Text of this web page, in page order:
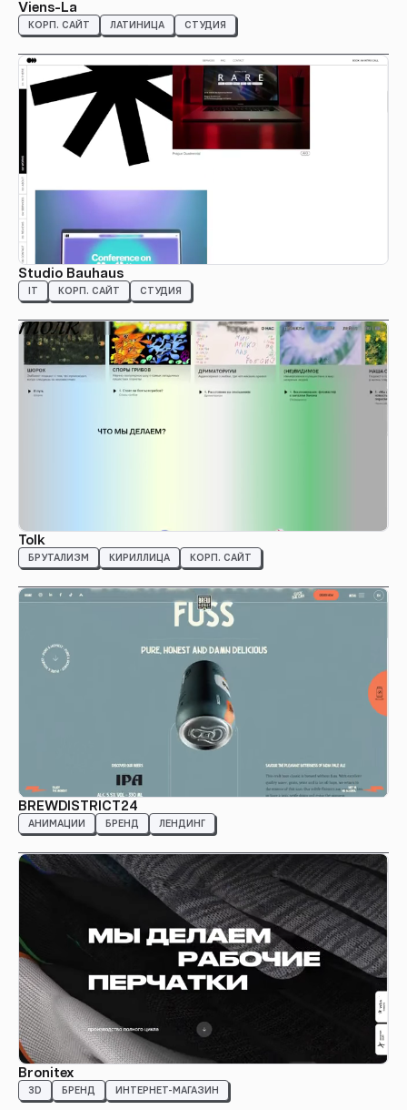
Viens-La
КОРП. САЙТ ЛАТИНИЦА СТУДИЯ
Studio Bauhaus
IT КОРП. САЙТ СТУДИЯ
Tolk
БРУТАЛИЗМ КИРИЛЛИЦА КОРП. САЙТ
BREWDISTRICT24
АНИМАЦИИ БРЕНД ЛЕНДИНГ
Bronitex
3D БРЕНД ИНТЕРНЕТ-МАГАЗИН